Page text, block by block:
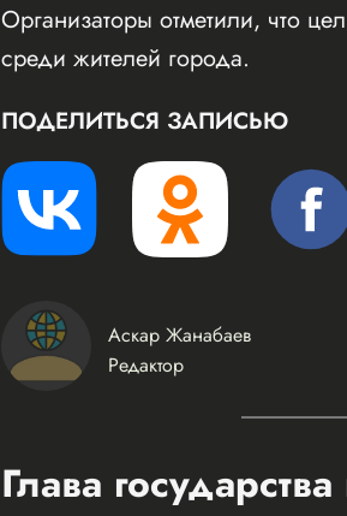
Организаторы отметили, что
среди жителей города.
ПОДЕЛИТЬСЯ ЗАПИСЬЮ
Аскар Жанабаев
Редактор
Глава